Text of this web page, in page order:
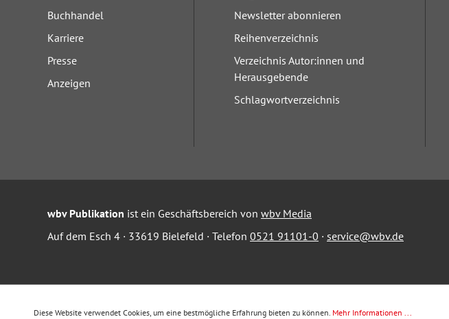
Buchhandel
Karriere
Presse
Anzeigen
Newsletter abonnieren
Reihenverzeichnis
Verzeichnis Autor:innen und
Herausgebende
Schlagwortverzeichnis
wbv Publikation ist ein Geschäftsbereich von wbv Media
Auf dem Esch 4 · 33619 Bielefeld · Telefon 0521 91101-0 · service@wbv.de
Diese Website verwendet Cookies, um eine bestmögliche Erfahrung bieten zu können. Mehr Informationen ...